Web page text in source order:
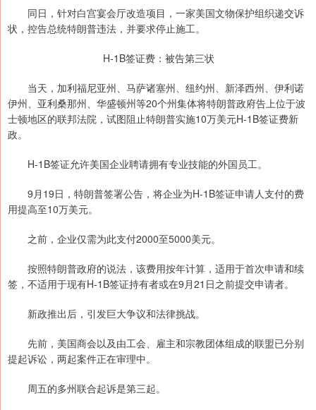
同日，针对白宫宴会厅改造项目，一家美国文物保护组织递交诉
状，控告总统特朗普违法，并要求停止施工。
H-1B签证费：被告第三状
当天，加利福尼亚州、马萨诸塞州、纽约州、新泽西州、伊利诺
伊州、亚利桑那州、华盛顿州等20个州集体将特朗普政府告上位于波
士顿地区的联邦法院，试图阻止特朗普实施10万美元H-1B签证费新
政。
H-1B签证允许美国企业聘请拥有专业技能的外国员工。
9月19日，特朗普签署公告，将企业为H-1B签证申请人支付的费
用提高至10万美元。
之前，企业仅需为此支付2000至5000美元。
按照特朗普政府的说法，该费用按年计算，适用于首次申请和续
签，不适用于现有H-1B签证持有者或在9月21日之前提交申请者。
新政推出后，引发巨大争议和法律挑战。
先前，美国商会以及由工会、雇主和宗教团体组成的联盟已分别
提起诉讼，两起案件正在审理中。
周五的多州联合起诉是第三起。